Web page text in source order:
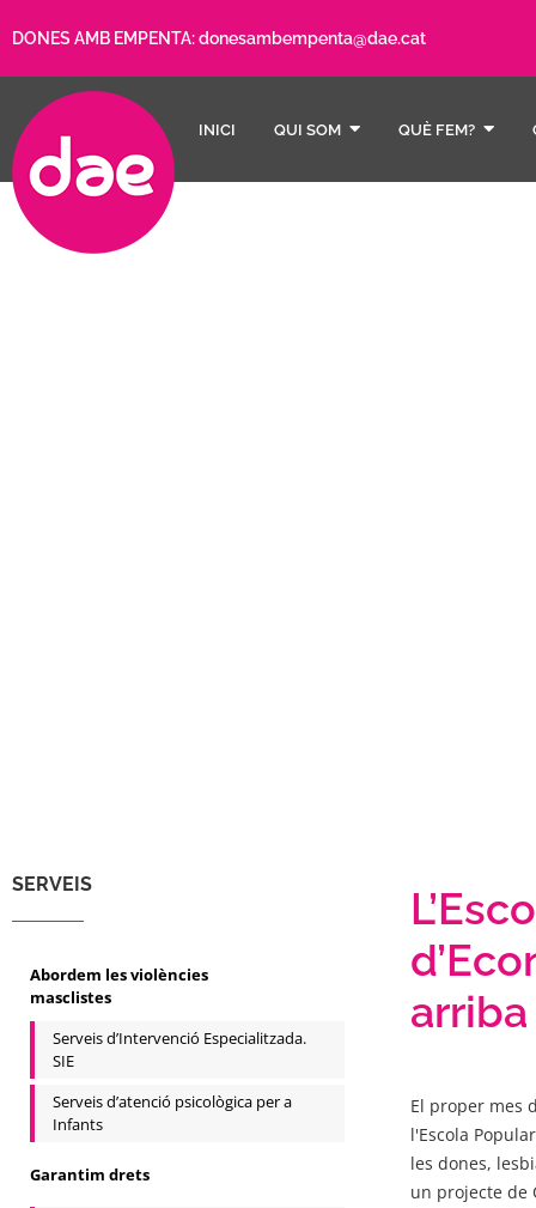
DONES AMB EMPENTA:donesambempenta@dae.cat
INICI QUI SOM QUÈ FEM?
SERVEIS
Abordem les violències
masclistes
Serveis d’Intervenció Especialitzada.
SIE
Serveis d’atenció psicològica per a
Infants
Garantim drets
arriba
El proper mes
l'Escola
les dones,
un projecte de